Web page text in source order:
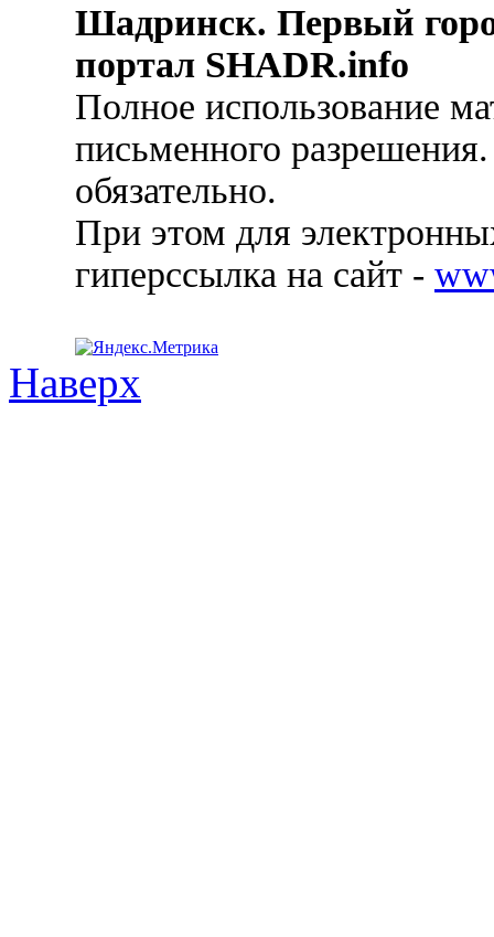
Шадринск. Первый
портал SHADR.info
Полное использование
письменного
обязательно.
При этом для
гиперссылка на сайт -
Наверх